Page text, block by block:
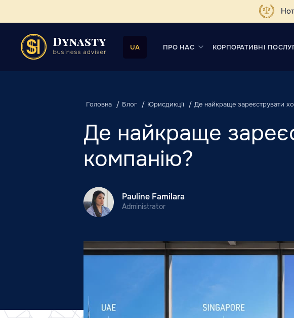
UA ПРО НАС КОРПОРАТИВНІ
Головна Блог Юрисдикції Де найкраще зареєструвати
Де найкраще
компанію?
Pauline Familara
Administrator